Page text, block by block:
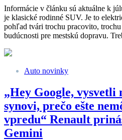
Informácie v článku sú aktuálne k
je klasické rodinné SUV. Je to
pohľad tvári trochu pracovito,
budúcnosti pre mestskú dopravu.
Auto novinky
„Hey Google, vysvetli
synovi, prečo ešte
vpredu“ Renault
Gemini